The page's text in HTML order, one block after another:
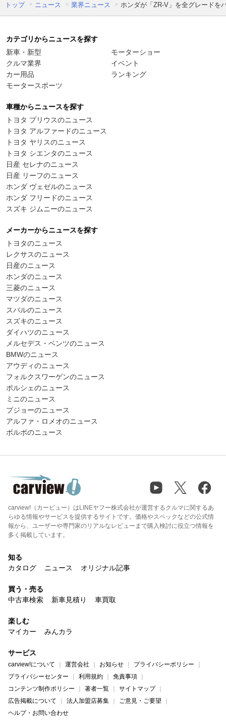
トップ ニュース 業界ニュース ホンダが「ZR-V」を全グレードを
カテゴリからニュースを探す
新車・新型
クルマ業界
カー用品
モータースポーツ
モーターショー
イベント
ランキング
車種からニュースを探す
トヨタ プリウスのニュース
トヨタ アルファードのニュース
トヨタ ヤリスのニュース
トヨタ シエンタのニュース
日産 セレナのニュース
日産 リーフのニュース
ホンダ ヴェゼルのニュース
ホンダ フリードのニュース
スズキ ジムニーのニュース
メーカーからニュースを探す
トヨタのニュース
レクサスのニュース
日産のニュース
ホンダのニュース
三菱のニュース
マツダのニュース
スバルのニュース
スズキのニュース
ダイハツのニュース
メルセデス・ベンツのニュース
BMWのニュース
アウディのニュース
フォルクスワーゲンのニュース
ポルシェのニュース
ミニのニュース
プジョーのニュース
アルファ・ロメオのニュース
ボルボのニュース
carview!（カービュー）はLINEヤフー株式会社が運営するクルマに関するあ
らゆる情報やサービスを提供するサイトです。価格やスペックなどの公式情
報から、ユーザーや専門家のリアルなレビューまで購入検討に役立つ情報を
多く掲載しています。
知る
カタログ
ニュース オリジナル記事
買う・売る
中古車検索
新車見積り 車買取
楽しむ
マイカー
みんカラ
サービス
carview!について 運営会社 お知らせ
プライバシーポリシー
プライバシーセンター
利用規約
免責事項
コンテンツ制作ポリシー
著者一覧
サイトマップ
広告掲載について
法人加盟店募集
ご意見・ご要望
ヘルプ・お問い合わせ